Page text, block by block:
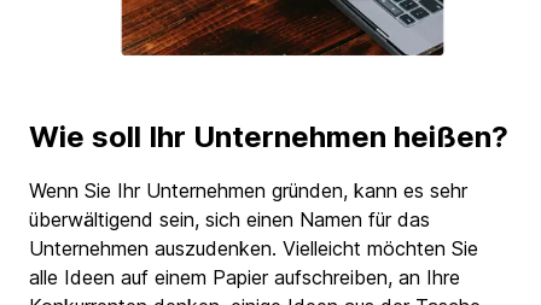
Wie soll Ihr Unternehmen heißen?
Wenn Sie Ihr Unternehmen gründen, kann es sehr
überwältigend sein, sich einen Namen für das
Unternehmen auszudenken. Vielleicht möchten Sie
alle Ideen auf einem Papier aufschreiben, an Ihre